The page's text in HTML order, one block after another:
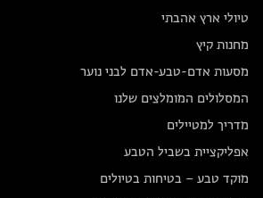
טיולי ארץ אהבתי
מחנות קיץ
מסעות אדם-טבע-אדם לבני נוער
המסלולים המומלצים שלנו
מדריך למטיילים
אפליקציית בשביל הטבע
מוקד טבע – בטיחות בטיולים